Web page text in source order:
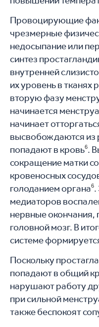
Провоцирующие
чрезмерные
недосыпание или
синтез
внутренней
их уровень в тканях
вторую фазу
начинается
начинает
высвобождаются из
попадают в кровь6.
сокращение матки
кровеносных
голоданием органа6.
медиаторов
нервные
головной мозг. В
системе
Поскольку
попадают в общий
нарушают работу
при сильной
также беспокоят